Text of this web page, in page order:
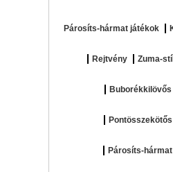
Párosíts-hármat játékok
Rejtvény Zuma-
Párosíts-